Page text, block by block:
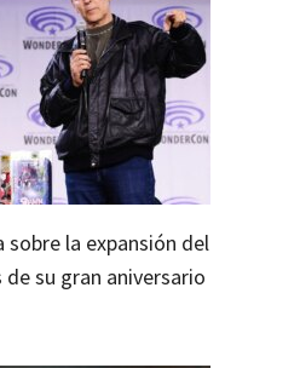
sobre la expansión del
su gran aniversario